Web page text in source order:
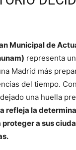
Municipal de
representa
Madrid más
del tiempo.
una huella
refleja la
a sus